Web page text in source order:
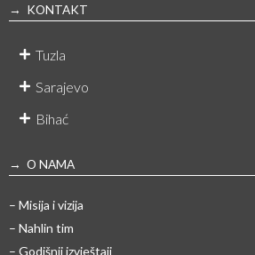
→ KONTAKT
Tuzla
Sarajevo
Bihać
→ O NAMA
– Misija i vizija
– Nahlin tim
– Godišnji izvještaji